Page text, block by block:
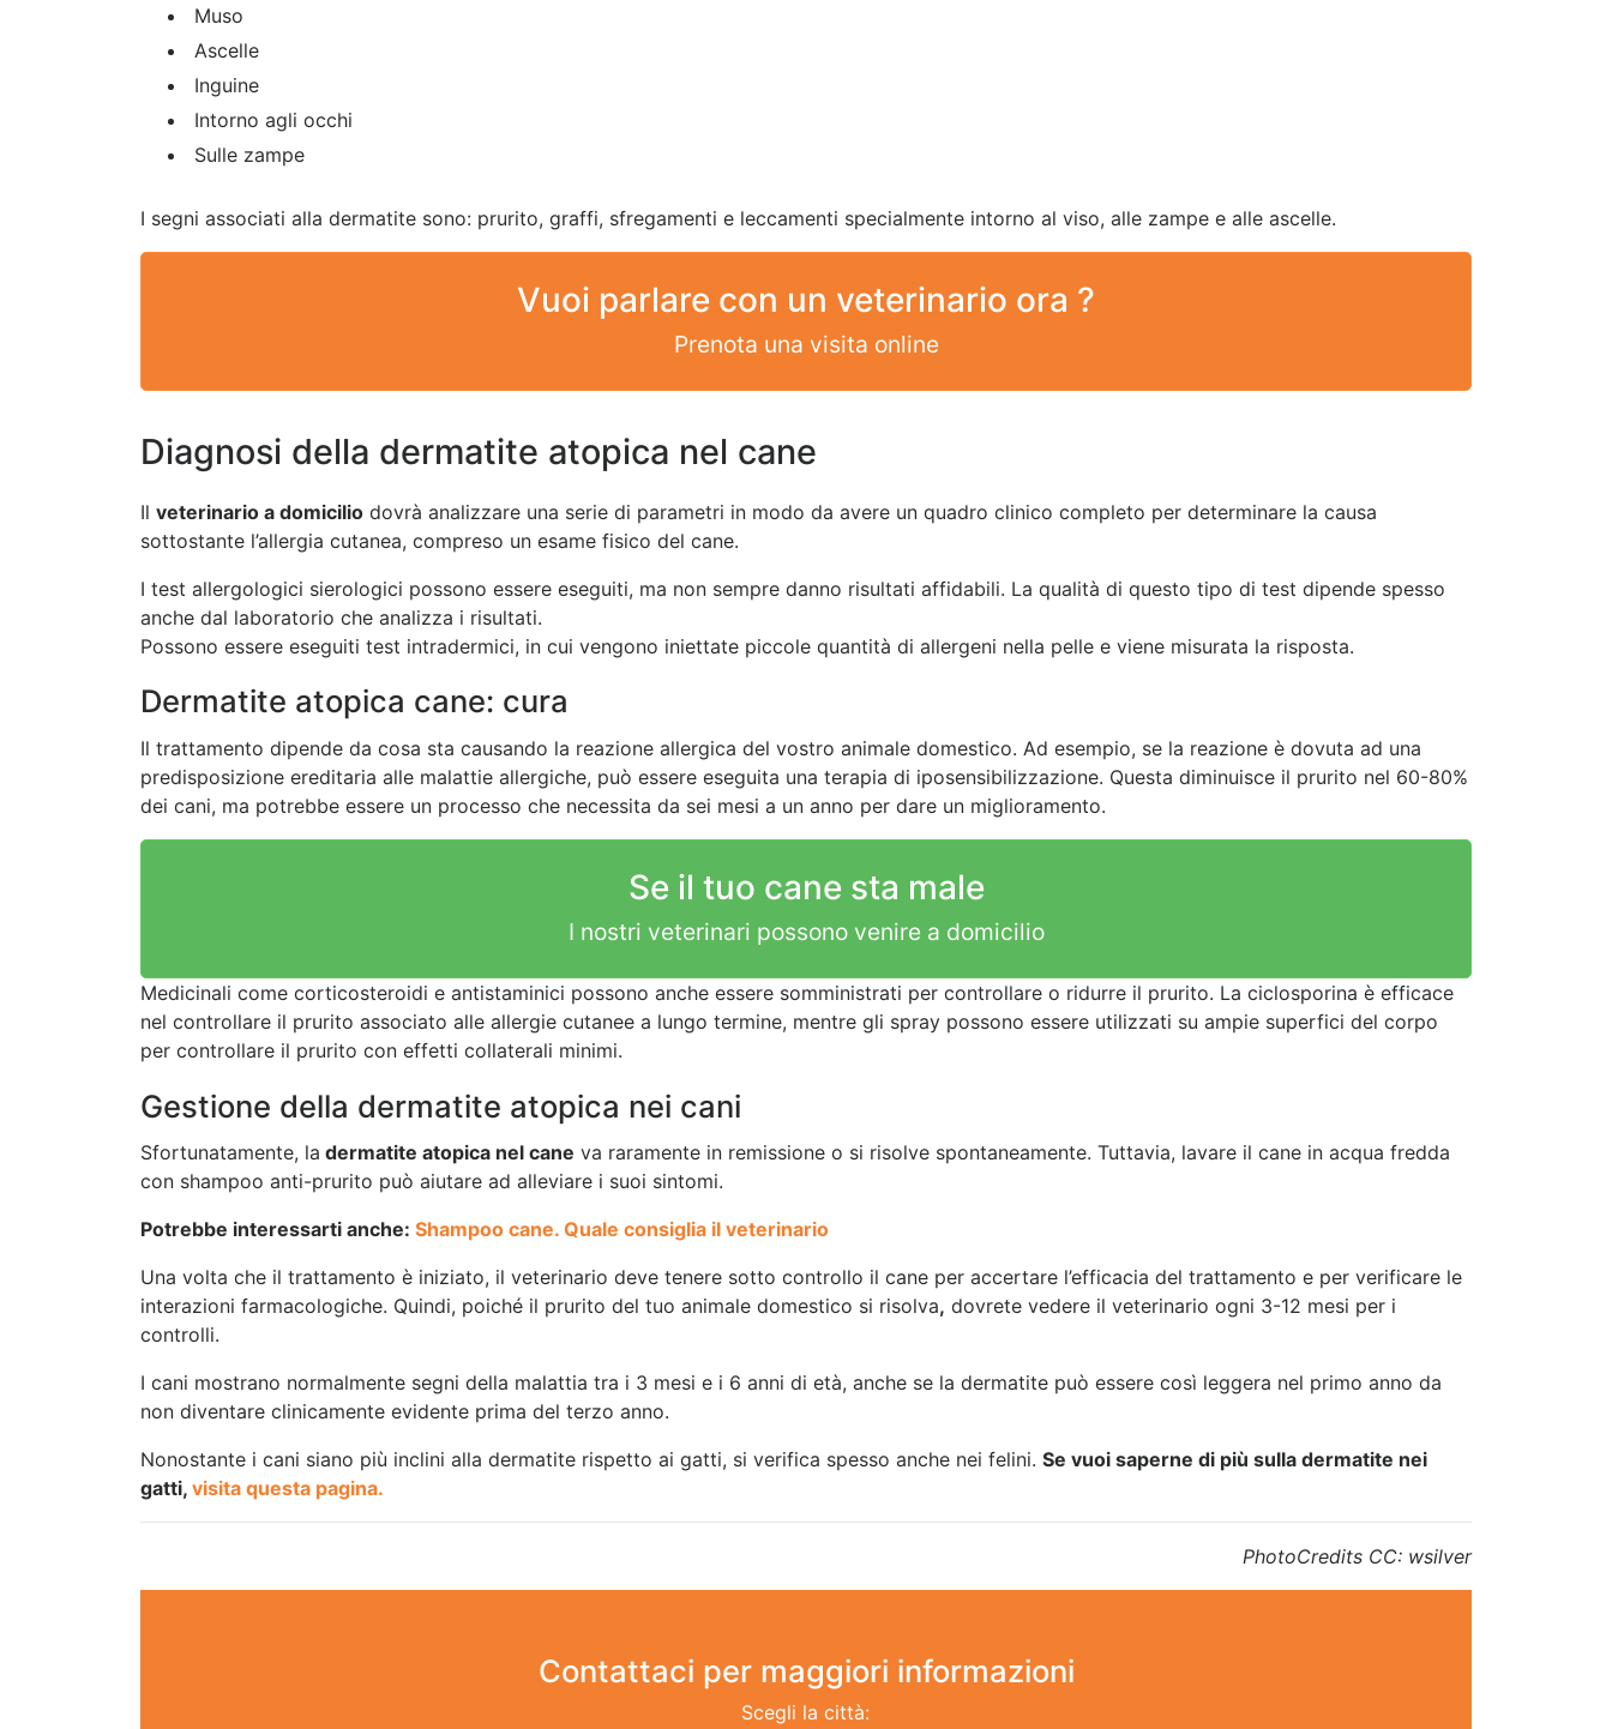
Muso
Ascelle
Inguine
Intorno agli occhi
Sulle zampe
I segni associati alla dermatite sono: prurito, graffi, sfregamenti e leccamenti specialmente intorno al viso, alle zampe e alle ascelle.
Vuoi parlare con un veterinario ora ?
Prenota una visita online
Diagnosi della dermatite atopica nel cane
Il veterinario a domicilio dovrà analizzare una serie di parametri in modo da avere un quadro clinico completo per determinare la causa
sottostante l’allergia cutanea, compreso un esame fisico del cane.
I test allergologici sierologici possono essere eseguiti, ma non sempre danno risultati affidabili. La qualità di questo tipo di test dipende spesso
anche dal laboratorio che analizza i risultati.
Possono essere eseguiti test intradermici, in cui vengono iniettate piccole quantità di allergeni nella pelle e viene misurata la risposta.
Dermatite atopica cane: cura
Il trattamento dipende da cosa sta causando la reazione allergica del vostro animale domestico. Ad esempio, se la reazione è dovuta ad una
predisposizione ereditaria alle malattie allergiche, può essere eseguita una terapia di iposensibilizzazione. Questa diminuisce il prurito nel 60-80%
dei cani, ma potrebbe essere un processo che necessita da sei mesi a un anno per dare un miglioramento.
Se il tuo cane sta male
I nostri veterinari possono venire a domicilio
Medicinali come corticosteroidi e antistaminici possono anche essere somministrati per controllare o ridurre il prurito. La ciclosporina è efficace
nel controllare il prurito associato alle allergie cutanee a lungo termine, mentre gli spray possono essere utilizzati su ampie superfici del corpo
per controllare il prurito con effetti collaterali minimi.
Gestione della dermatite atopica nei cani
Sfortunatamente, la dermatite atopica nel cane va raramente in remissione o si risolve spontaneamente. Tuttavia, lavare il cane in acqua fredda
con shampoo anti-prurito può aiutare ad alleviare i suoi sintomi.
Potrebbe interessarti anche: Shampoo cane. Quale consiglia il veterinario
Una volta che il trattamento è iniziato, il veterinario deve tenere sotto controllo il cane per accertare l’efficacia del trattamento e per verificare le
interazioni farmacologiche. Quindi, poiché il prurito del tuo animale domestico si risolva, dovrete vedere il veterinario ogni 3-12 mesi per i
controlli.
I cani mostrano normalmente segni della malattia tra i 3 mesi e i 6 anni di età, anche se la dermatite può essere così leggera nel primo anno da
non diventare clinicamente evidente prima del terzo anno.
Nonostante i cani siano più inclini alla dermatite rispetto ai gatti, si verifica spesso anche nei felini. Se vuoi saperne di più sulla dermatite nei
gatti, visita questa pagina.
PhotoCredits CC: wsilver
Contattaci per maggiori informazioni
Scegli la città: